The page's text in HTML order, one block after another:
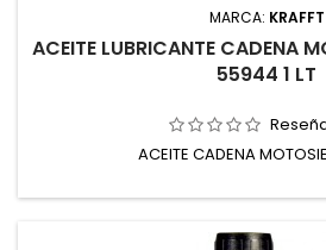
MARCA: KRAFFT
ACEITE LUBRICANTE CADENA
55944 1 LT
ACEITE CADENA